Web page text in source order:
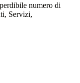
numero di
Servizi,